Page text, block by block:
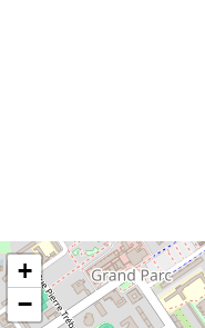
+
−